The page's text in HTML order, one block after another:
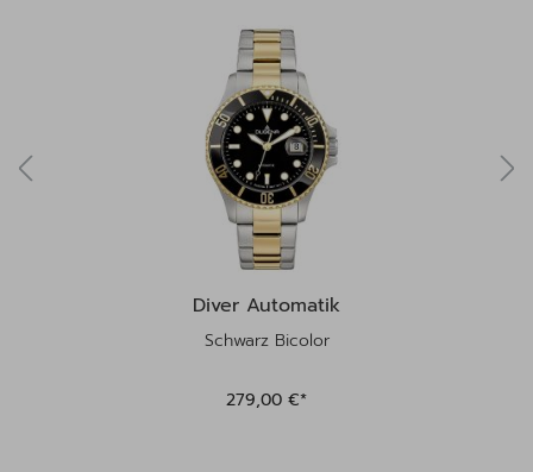
Diver Automatik
Schwarz Bicolor
279,00 €*